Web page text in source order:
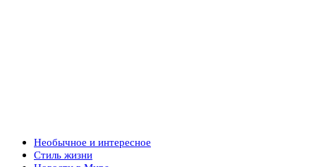
Необычное и интересное
Стиль жизни